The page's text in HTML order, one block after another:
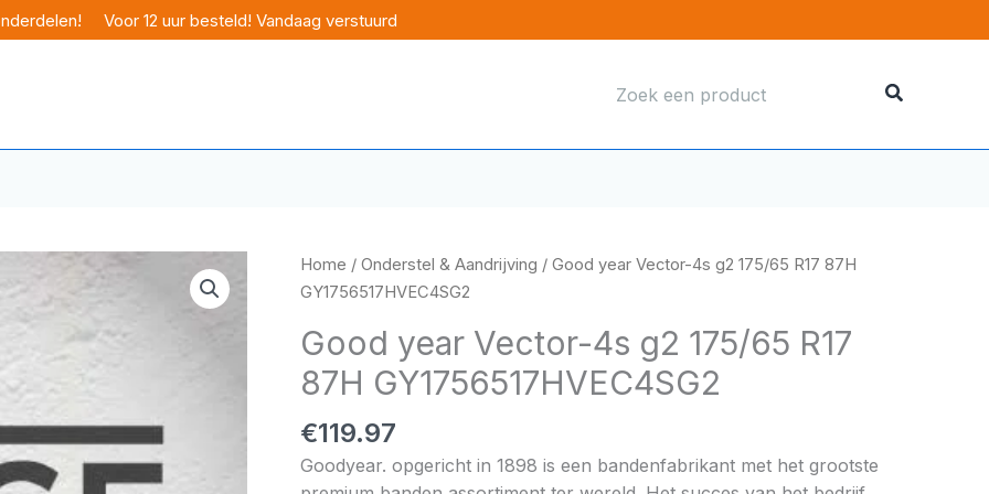
Voor 12 uur besteld! Vandaag verstuurd
naar:
Home / Onderstel & Aandrijving / Good year Vector-4s g2 175/65 R17 87H
GY1756517HVEC4SG2
Good year Vector-4s g2 175/65 R17
87H GY1756517HVEC4SG2
€119.97
Goodyear. opgericht in 1898 is een bandenfabrikant met het grootste